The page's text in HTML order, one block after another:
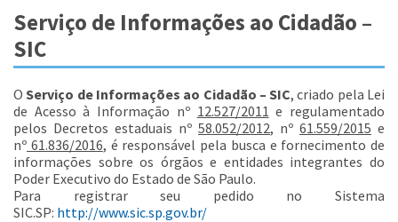
Serviço de Informações ao Cidadão –
SIC
OServiço de Informações ao Cidadão – SIC, criado pela Lei
de Acesso à Informação nº 12.527/2011 e regulamentado
pelos Decretos estaduais nº 58.052/2012, nº 61.559/2015 e
nº 61.836/2016, é responsável pela busca e fornecimento de
informações sobre os órgãos e entidades integrantes do
Poder Executivo do Estado de São Paulo.
Para registrar seu pedido no Sistema
SIC.SP: http://www.sic.sp.gov.br/